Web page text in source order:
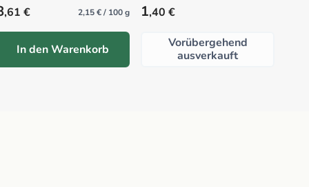
habitual
,61 € 2,15 € / 100 g
In den Warenkorb
Precio habitual
1,40 €
Vorübergehend
ausverkauft